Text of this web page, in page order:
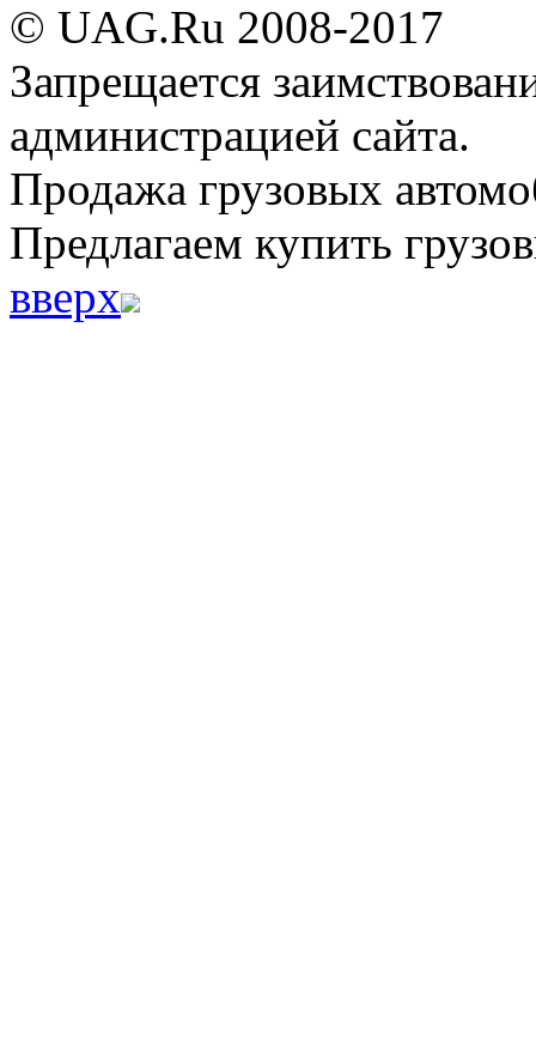
© UAG.Ru 2008-2017
Запрещается
администрацией сайта.
Продажа грузовых
Предлагаем купить
вверх